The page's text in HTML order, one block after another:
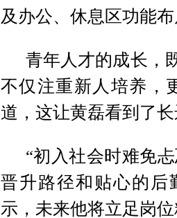
及办公、休息区功能
青年人才的成长，
不仅注重新人培养，
道，这让黄磊看到了
“初入社会时难免
晋升路径和贴心的后
示，未来他将立足岗